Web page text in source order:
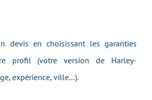
devis en choisissant les garanties
profil (votre version de Harley-
expérience, ville…).